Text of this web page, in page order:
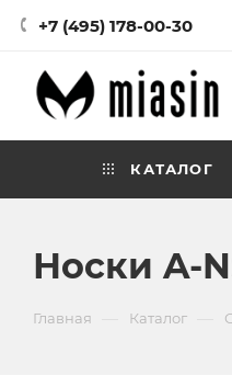
+7 (495) 178-00-30
КАТАЛОГ
Носки A-
Главная Каталог